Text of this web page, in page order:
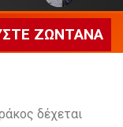
ΖΩΝΤΑΝΆ
δέχεται